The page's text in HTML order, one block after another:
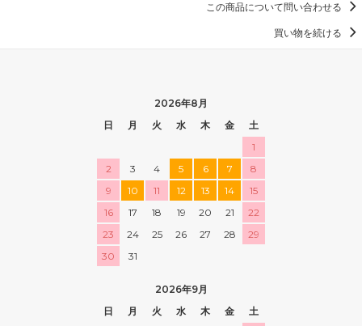
この商品について問い合わせる
買い物を続ける
2026年8月
日
月 火 水 木 金
土
1
2
3 4 5 6 7
8
9
10 11 12 13 14
15
16
17 18 19 20 21
22
23
24 25 26 27 28
29
30
31
2026年9月
日
月 火 水 木 金
土